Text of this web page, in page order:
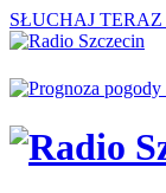
SŁUCHAJ TERAZ